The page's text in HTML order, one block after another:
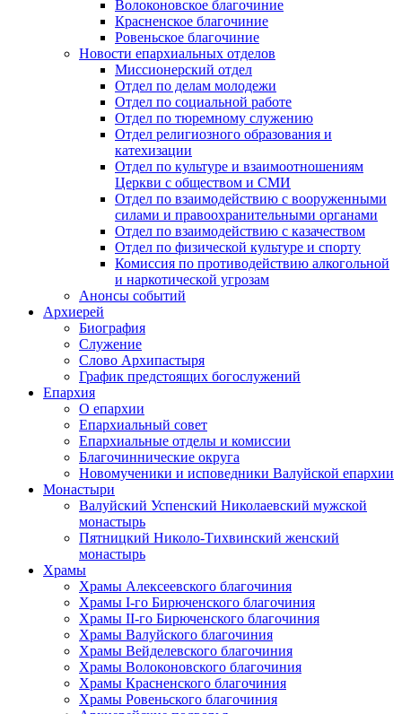
Волоконовское благочиние
Красненское благочиние
Ровеньское благочиние
Новости епархиальных отделов
Миссионерский отдел
Отдел по делам молодежи
Отдел по социальной работе
Отдел по тюремному служению
Отдел религиозного образования и
катехизации
Отдел по культуре и взаимоотношениям
Церкви с обществом и СМИ
Отдел по взаимодействию с вооруженными
силами и правоохранительными органами
Отдел по взаимодействию с казачеством
Отдел по физической культуре и спорту
Комиссия по противодействию алкогольной
и наркотической угрозам
Анонсы событий
Архиерей
Биография
Служение
Слово Архипастыря
График предстоящих богослужений
Епархия
О епархии
Епархиальный совет
Епархиальные отделы и комиссии
Благочиннические округа
Новомученики и исповедники Валуйской епархии
Монастыри
Валуйский Успенский Николаевский мужской
монастырь
Пятницкий Николо-Тихвинский женский
монастырь
Храмы
Храмы Алексеевского благочиния
Храмы I-го Бирюченского благочиния
Храмы II-го Бирюченского благочиния
Храмы Валуйского благочиния
Храмы Вейделевского благочиния
Храмы Волоконовского благочиния
Храмы Красненского благочиния
Храмы Ровеньского благочиния